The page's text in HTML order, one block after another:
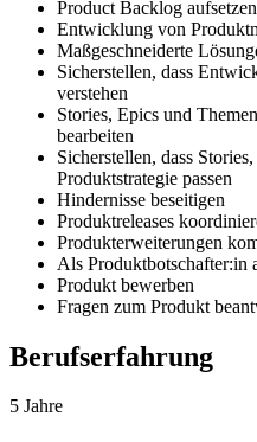
Product Backlog aufsetzen
Entwicklung von
Maßgeschneiderte
Sicherstellen, dass
verstehen
Stories, Epics und
bearbeiten
Sicherstellen, dass
Produktstrategie passen
Hindernisse beseitigen
Produktreleases
Produkterweiterungen
Als Produktbotschafter:in
Produkt bewerben
Fragen zum Produkt
Berufserfahrung
5 Jahre